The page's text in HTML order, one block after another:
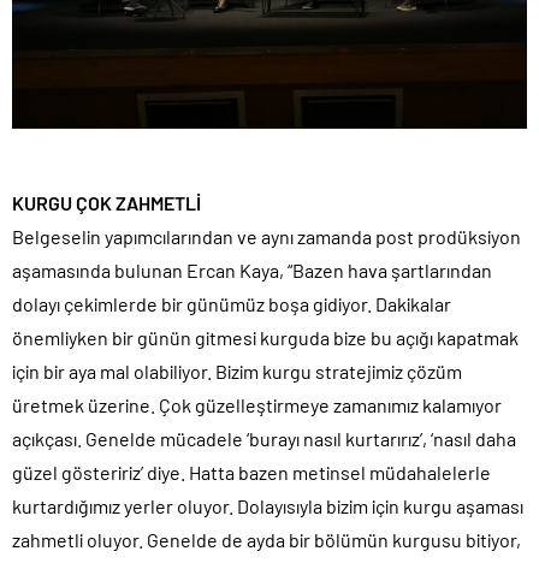
KURGU ÇOK ZAHMETLİ
Belgeselin yapımcılarından ve aynı zamanda post prodüksiyon
aşamasında bulunan Ercan Kaya, “Bazen hava şartlarından
dolayı çekimlerde bir günümüz boşa gidiyor. Dakikalar
önemliyken bir günün gitmesi kurguda bize bu açığı kapatmak
için bir aya mal olabiliyor. Bizim kurgu stratejimiz çözüm
üretmek üzerine. Çok güzelleştirmeye zamanımız kalamıyor
açıkçası. Genelde mücadele ‘burayı nasıl kurtarırız’, ‘nasıl daha
güzel gösteririz’ diye. Hatta bazen metinsel müdahalelerle
kurtardığımız yerler oluyor. Dolayısıyla bizim için kurgu aşaması
zahmetli oluyor. Genelde de ayda bir bölümün kurgusu bitiyor,